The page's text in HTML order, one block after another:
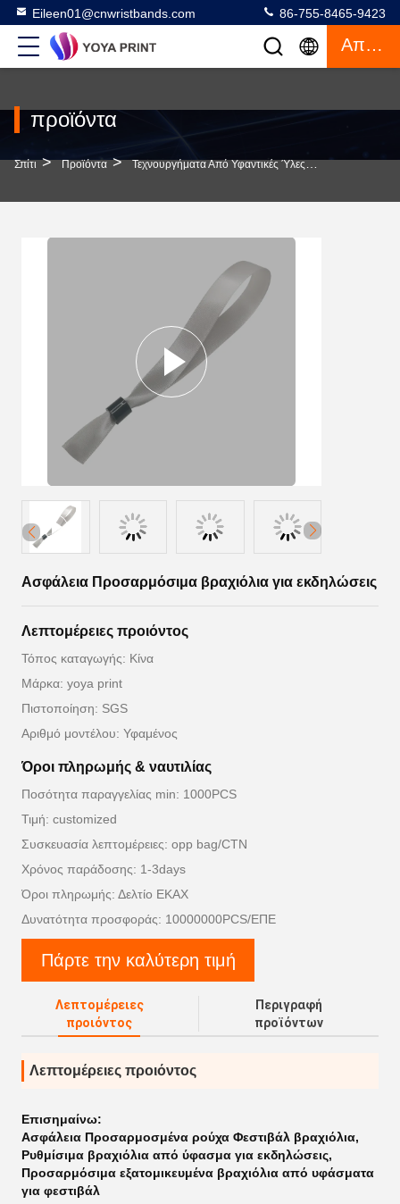
Eileen01@cnwristbands.com 86-755-8465-9423
Απόσπασμα
προϊόντα
Σπίτι > Προϊόντα > Τεχνουργήματα Από Υφαντικές Ύλες >
Ασφάλεια Προσαρμόσιμα βραχιόλια για εκδηλώσεις
Λεπτομέρειες προιόντος
Τόπος καταγωγής: Κίνα
Μάρκα: yoya print
Πιστοποίηση: SGS
Αριθμό μοντέλου: Υφαμένος
Όροι πληρωμής & ναυτιλίας
Ποσότητα παραγγελίας min: 1000PCS
Τιμή: customized
Συσκευασία λεπτομέρειες: opp bag/CTN
Χρόνος παράδοσης: 1-3days
Όροι πληρωμής: Δελτίο ΕΚΑΧ
Δυνατότητα προσφοράς: 10000000PCS/ΕΠΕ
Πάρτε την καλύτερη τιμή
Λεπτομέρειες
προιόντος
Περιγραφή
προϊόντων
Λεπτομέρειες προιόντος
Επισημαίνω:
Ασφάλεια Προσαρμοσμένα ρούχα Φεστιβάλ βραχιόλια,
Ρυθμίσιμα βραχιόλια από ύφασμα για εκδηλώσεις,
Προσαρμόσιμα εξατομικευμένα βραχιόλια από υφάσματα
για φεστιβάλ